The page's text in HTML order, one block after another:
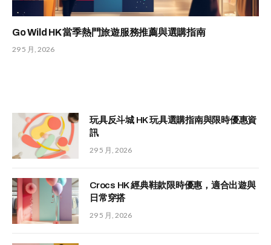
Go Wild HK 當季熱門旅遊服務推薦與選購指南
29 5 月, 2026
玩具反斗城 HK 玩具選購指南與限時優惠資
訊
29 5 月, 2026
Crocs HK 經典鞋款限時優惠，適合出遊與
日常穿搭
29 5 月, 2026